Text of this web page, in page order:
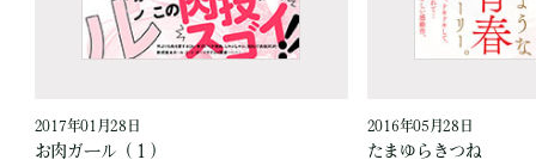
2017年01月28日
お肉ガール（１）
2016年05月28日
たまゆらきつね